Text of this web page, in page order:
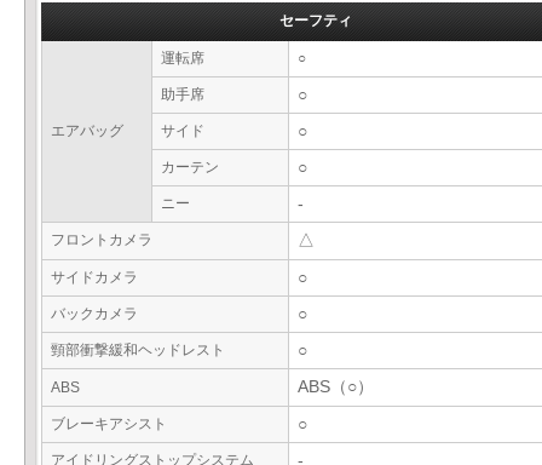
セーフティ
エアバッグ
運転席 ○
助手席 ○
サイド ○
カーテン ○
ニー -
フロントカメラ △
サイドカメラ ○
バックカメラ ○
頸部衝撃緩和ヘッドレスト ○
ABS ABS（○）
ブレーキアシスト ○
アイドリングストップシステム -